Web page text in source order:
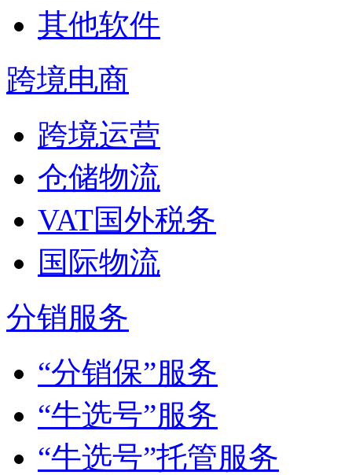
其他软件
跨境电商
跨境运营
仓储物流
VAT国外税务
国际物流
分销服务
“分销保”服务
“牛选号”服务
“牛选号”托管服务